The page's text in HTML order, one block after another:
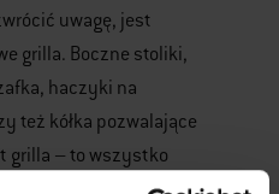
uwagę, jest
grilla. Boczne stoliki,
haczyki na
też kółka pozwalające
grilla – to wszystko
grillowania. Na